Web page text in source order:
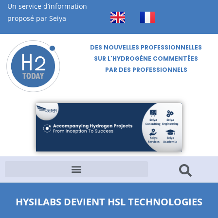
Un service d’information
proposé par Seiya
DES NOUVELLES PROFESSIONNELLES
SUR L'HYDROGÈNE COMMENTÉES
PAR DES PROFESSIONNELS
HYSILABS DEVIENT HSL TECHNOLOGIES